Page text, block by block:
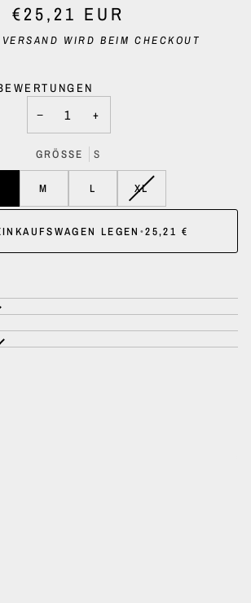
€25,21 EUR
VERSAND WIRD BEIM CHECKOUT
−
+
GRÖSSE S
M L XLVARIANTE
AUSVERKAUFT
NICHT
VERFÜGBAR
LEGEN •25,21 €